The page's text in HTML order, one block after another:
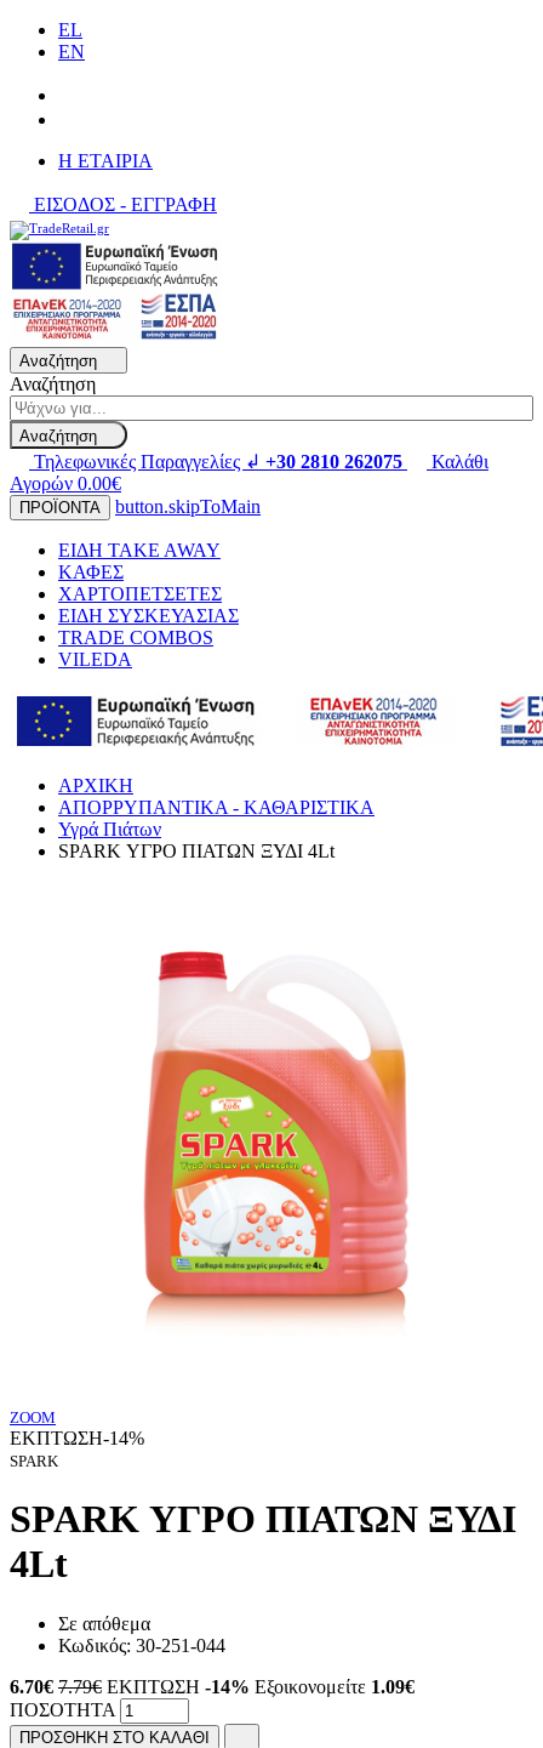
EL
EN
H ΕΤΑΙΡΙΑ
ΕΙΣΟΔΟΣ - ΕΓΓΡΑΦΗ
Αναζήτηση
Αναζήτηση
Αναζήτηση
Τηλεφωνικές Παραγγελίες ↲ +30 2810 262075
Καλάθι
Αγορών 0.00€
ΠΡΟΪΟΝΤΑ button.skipToMain
ΕΙΔΗ TAKE AWAY
ΚΑΦΕΣ
ΧΑΡΤΟΠΕΤΣΕΤΕΣ
ΕΙΔΗ ΣΥΣΚΕΥΑΣΙΑΣ
TRADE COMBOS
VILEDA
ΑΡΧΙΚΗ
ΑΠΟΡΡΥΠΑΝΤΙΚΑ - ΚΑΘΑΡΙΣΤΙΚΑ
Υγρά Πιάτων
SPARK ΥΓΡΟ ΠΙΑΤΩΝ ΞΥΔΙ 4Lt
ZOOM
ΕΚΠΤΩΣΗ-14%
SPARK
SPARK ΥΓΡΟ ΠΙΑΤΩΝ ΞΥΔΙ
4Lt
Σε απόθεμα
Κωδικός: 30-251-044
6.70€ 7.79€ ΕΚΠΤΩΣΗ -14% Εξοικονομείτε 1.09€
ΠΟΣΟΤΗΤΑ
ΠΡΟΣΘΗΚΗ ΣΤΟ ΚΑΛΑΘΙ